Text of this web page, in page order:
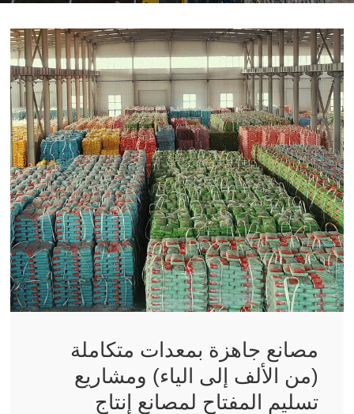
مصانع جاهزة بمعدات متكاملة
(من الألف إلى الياء) ومشاريع
تسليم المفتاح لمصانع إنتاج